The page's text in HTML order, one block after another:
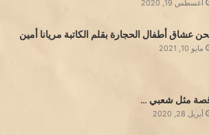
أغسطس 19, 2020
عشاق أطفال الحجارة بقلم الكاتبة مريانا أمين
مايو 10, 2021
مثل شعبي …
أبريل 28, 2020